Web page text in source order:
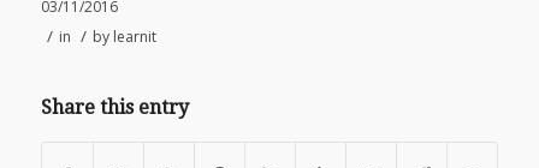
03/11/2016
/ in / by learnit
Share this entry